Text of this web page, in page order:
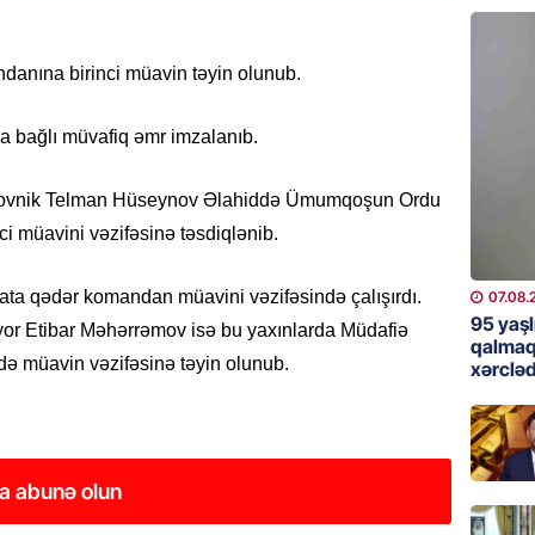
birinci müavin təyin olunub.
bağlı müvafiq əmr imzalanıb.
Telman Hüseynov Əlahiddə Ümumqoşun Ordu
müavini vəzifəsinə təsdiqlənib.
qədər komandan müavini vəzifəsində çalışırdı.
Etibar Məhərrəmov isə bu yaxınlarda Müdafiə
müavin vəzifəsinə təyin olunub.
abunə olun
Çin
MANŞET
“Birgə
95